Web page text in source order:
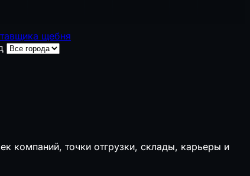
щебня
компаний, точки отгрузки, склады, карьеры и